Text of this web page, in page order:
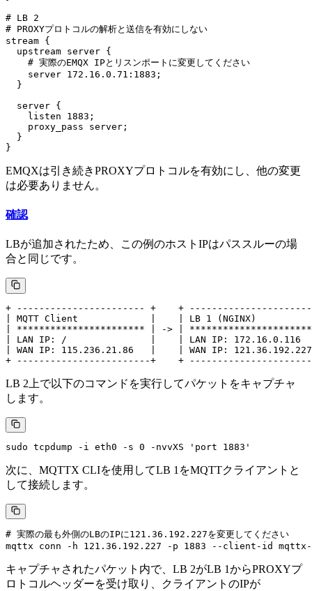
# LB 2
# PROXYプロトコルの解析と送信を有効にしない
stream {
  upstream server {
    # 実際のEMQX IPとリスンポートに変更してください
    server 172.16.0.71:1883;
  }
  server {
    listen 1883;
    proxy_pass server;
  }
EMQXは引き続きPROXYプロトコルを有効にし、他の変更
は必要ありません。
確認
LBが追加されたため、この例のホストIPはパススルーの場
合と同じです。
+ ----------------------- +    +
| MQTT Client             |    | LB 1 (NGINX)
| *********************** | -> |
| LAN IP: /               |    | LAN IP: 172.16.0.116
| WAN IP: 115.236.21.86   |    | WAN IP:
LB 2上で以下のコマンドを実行してパケットをキャプチャ
します。
次に、MQTTX CLIを使用してLB 1をMQTTクライアントと
して接続します。
# 実際の最も外側のLBのIPに121.36.192.227を変更してください
キャプチャされたパケット内で、LB 2がLB 1からPROXYプ
ロトコルヘッダーを受け取り、クライアントのIPが